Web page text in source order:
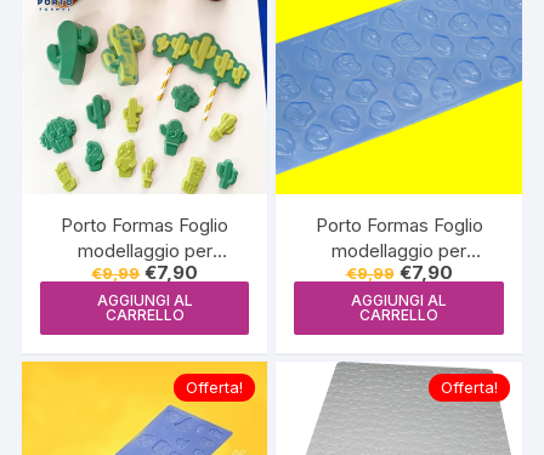
Porto Formas Foglio
modellaggio per
cioccolato Cactus
(cactos) – PF 872
€9,99 Il
prezzo
originale
era:
€7,90
prezzo
AGGIUNGI AL
CARRELLO
Porto Formas Foglio
modellaggio per
cioccolato Bocche
(bocas) – PF 868
€9,99 Il
prezzo
originale
era:
€7,90Il
prezzo
AGGIUNGI AL
CARRELLO
Offerta! Offerta!